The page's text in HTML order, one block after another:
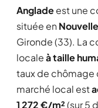
Angladeest une
située en
Gironde (33). La
localeà taille
taux de chômage
marché local est
1 272 €/m²(sur 5